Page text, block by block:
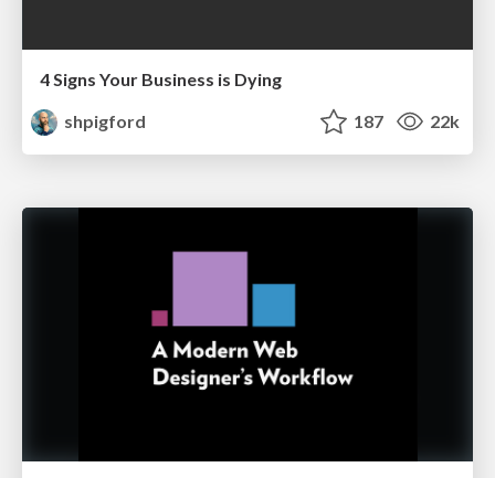
4 Signs Your Business is Dying
shpigford
187 22k